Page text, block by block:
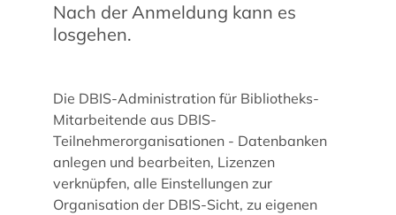
Nach der Anmeldung kann es
losgehen.
Die DBIS-Administration für Bibliotheks-
Mitarbeitende aus DBIS-
Teilnehmerorganisationen - Datenbanken
anlegen und bearbeiten, Lizenzen
verknüpfen, alle Einstellungen zur
Organisation der DBIS-Sicht, zu eigenen